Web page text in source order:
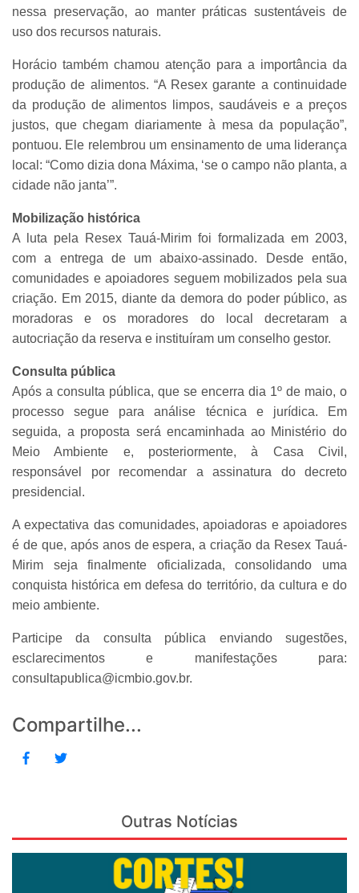
nessa preservação, ao manter práticas sustentáveis de
uso dos recursos naturais.
Horácio também chamou atenção para a importância da
produção de alimentos. “A Resex garante a continuidade
da produção de alimentos limpos, saudáveis e a preços
justos, que chegam diariamente à mesa da população”,
pontuou. Ele relembrou um ensinamento de uma liderança
local: “Como dizia dona Máxima, ‘se o campo não planta, a
cidade não janta’”.
Mobilização histórica
A luta pela Resex Tauá-Mirim foi formalizada em 2003,
com a entrega de um abaixo-assinado. Desde então,
comunidades e apoiadores seguem mobilizados pela sua
criação. Em 2015, diante da demora do poder público, as
moradoras e os moradores do local decretaram a
autocriação da reserva e instituíram um conselho gestor.
Consulta pública
Após a consulta pública, que se encerra dia 1º de maio, o
processo segue para análise técnica e jurídica. Em
seguida, a proposta será encaminhada ao Ministério do
Meio Ambiente e, posteriormente, à Casa Civil,
responsável por recomendar a assinatura do decreto
presidencial.
A expectativa das comunidades, apoiadoras e apoiadores
é de que, após anos de espera, a criação da Resex Tauá-
Mirim seja finalmente oficializada, consolidando uma
conquista histórica em defesa do território, da cultura e do
meio ambiente.
Participe da consulta pública enviando sugestões,
esclarecimentos e manifestações para:
consultapublica@icmbio.gov.br.
Compartilhe...
Outras Notícias